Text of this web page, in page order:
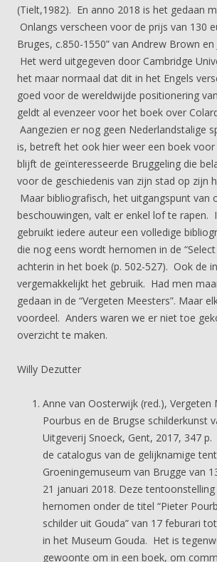
(Tielt,1982). En anno 2018 is het gedaan
Onlangs verscheen voor de prijs van 130
Bruges, c.850-1550” van Andrew Brown en
Het werd uitgegeven door Cambridge
het maar normaal dat dit in het Engels
goed voor de wereldwijde positionering
geldt al evenzeer voor het boek over
Aangezien er nog geen Nederlandstalige
is, betreft het ook hier weer een boek voor
blijft de geïnteresseerde Bruggeling die
voor de geschiedenis van zijn stad op zijn
Maar bibliografisch, het uitgangspunt van
beschouwingen, valt er enkel lof te rapen.
gebruikt iedere auteur een volledige
die nog eens wordt hernomen in de
achterin in het boek (p. 502-527). Ook de
vergemakkelijkt het gebruik. Had men
gedaan in de “Vergeten Meesters”. Maar
voordeel. Anders waren we er niet toe
overzicht te maken.
Willy Dezutter
Anne van Oosterwijk (red.), Vergeten
Pourbus en de Brugse schilderkunst
Uitgeverij Snoeck, Gent, 2017, 347
de catalogus van de gelijknamige
Groeningemuseum van Brugge van
21 januari 2018. Deze
hernomen onder de titel “Pieter
schilder uit Gouda” van 17 feburari
in het Museum Gouda. Het is
gewoonte om in een boek, om